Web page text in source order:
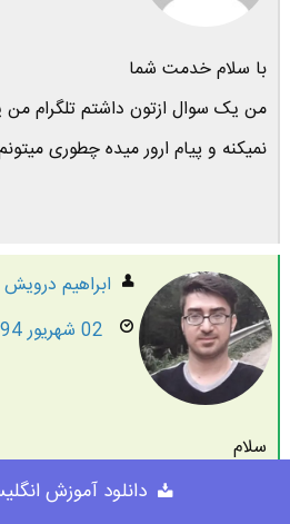
با سلام خدمت شما
من یک سوال ازتون داشتم تلگرام من
نمیکنه و پیام ارور میده چطوری
ابراهیم درویش
02 شهریور 1394
سلام
چه پیامی میده ؟دانلود آموزش